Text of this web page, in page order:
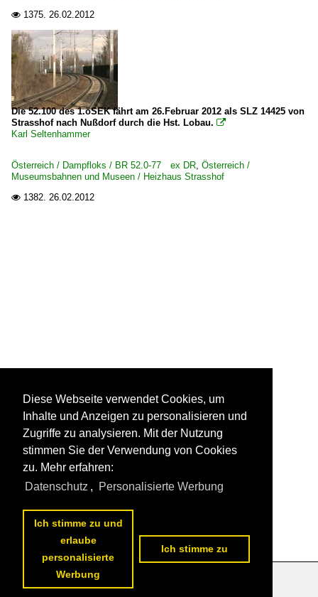
 1375. 26.02.2012
Die 52.100 des 1.öSEK fährt am 26.Februar 2012 als SLZ 14425 von
Strasshof nach Nußdorf durch die Hst. Lobau. 
Karl Seltenhammer
Österreich / Dampfloks / BR 52.0-77 ex DR, Österreich /
Museumsbahnen und Museen / Heizhaus Strasshof
 1382. 26.02.2012
Datenschutzerklärung
Diese Webseite verwendet Cookies, um
Inhalte und Anzeigen zu personalisieren und
Zugriffe zu analysieren. Mit der Nutzung
stimmen Sie der Verwendung von Cookies
zu. Mehr erfahren:
Datenschutz , Personalisierte Werbung
Ich stimme zu und
erlaube
personalisierte
Werbung
Ich stimme zu